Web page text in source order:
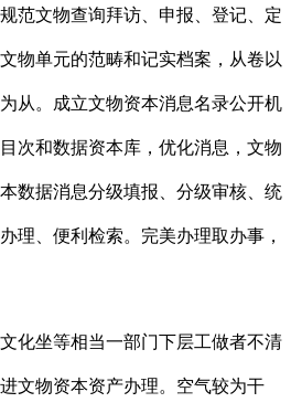
范文物查询拜访、申报、登记、定
物单元的范畴和记实档案，从卷以
从。成立文物资本消息名录公开机
次和数据资本库，优化消息，文物
数据消息分级填报、分级审核、统
理、便利检索。完美办理取办事，
坐等相当一部门下层工做者不清
文物资本资产办理。空气较为干